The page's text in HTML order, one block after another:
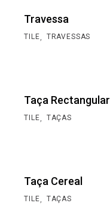
Travessa
TILE, TRAVESSAS
Taça Rectangular
TILE, TAÇAS
Taça Cereal
TILE, TAÇAS